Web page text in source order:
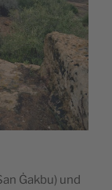
Ġakbu) und